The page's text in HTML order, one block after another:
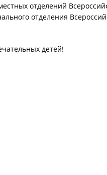
отделений
отделения
детей!